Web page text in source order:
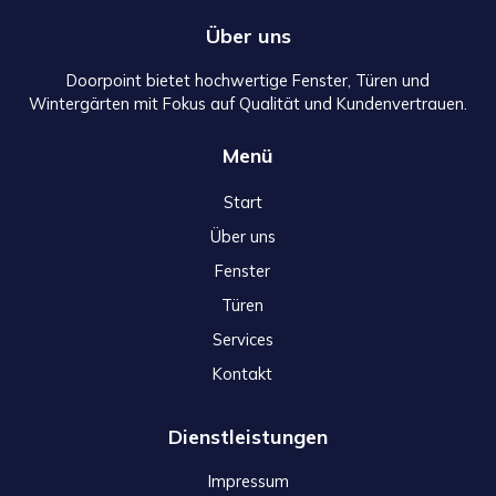
Über uns
Doorpoint bietet hochwertige Fenster, Türen und
Wintergärten mit Fokus auf Qualität und Kundenvertrauen.
Menü
Start
Über uns
Fenster
Türen
Services
Kontakt
Dienstleistungen
Impressum